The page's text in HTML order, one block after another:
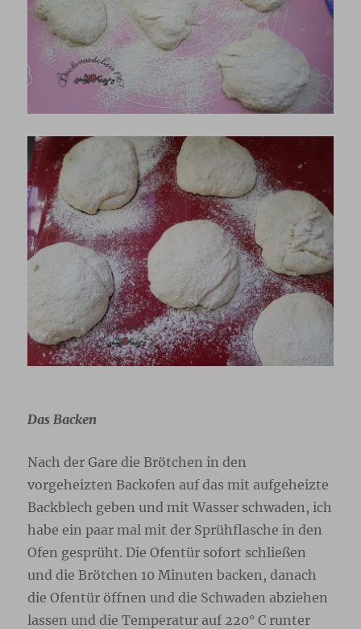
Das Backen
Nach der Gare die Brötchen in den
vorgeheizten Backofen auf das mit aufgeheizte
Backblech geben und mit Wasser schwaden, ich
habe ein paar mal mit der Sprühflasche in den
Ofen gesprüht. Die Ofentür sofort schließen
und die Brötchen 10 Minuten backen, danach
die Ofentür öffnen und die Schwaden abziehen
lassen und die Temperatur auf 220° C runter